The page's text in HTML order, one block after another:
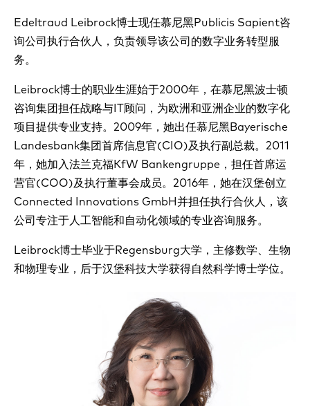
Edeltraud Leibrock博士现任慕尼黑Publicis Sapient咨
询公司执行合伙人，负责领导该公司的数字业务转型服
务。
Leibrock博士的职业生涯始于2000年，在慕尼黑波士顿
咨询集团担任战略与IT顾问，为欧洲和亚洲企业的数字化
项目提供专业支持。2009年，她出任慕尼黑Bayerische
Landesbank集团首席信息官(CIO)及执行副总裁。2011
年，她加入法兰克福KfW Bankengruppe，担任首席运
营官(COO)及执行董事会成员。2016年，她在汉堡创立
Connected Innovations GmbH并担任执行合伙人，该
公司专注于人工智能和自动化领域的专业咨询服务。
Leibrock博士毕业于Regensburg大学，主修数学、生物
和物理专业，后于汉堡科技大学获得自然科学博士学位。